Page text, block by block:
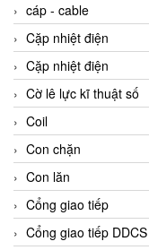
cáp - cable
Cặp nhiệt điện
Cặp nhiệt điện
Cờ lê lực kĩ thuật số
Coil
Con chặn
Con lăn
Cổng giao tiếp
Cổng giao tiếp DDCS